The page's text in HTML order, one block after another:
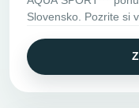
Slovensko. Pozrite si